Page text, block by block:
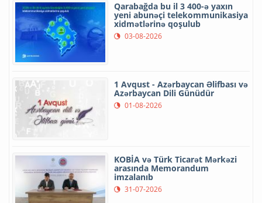
Qarabağda bu il 3 400-ə yaxın
yeni abunəçi telekommunikasiya
xidmətlərinə qoşulub
03-08-2026
1 Avqust - Azərbaycan Əlifbası və
Azərbaycan Dili Günüdür
01-08-2026
KOBİA və Türk Ticarət Mərkəzi
arasında Memorandum
imzalanıb
31-07-2026